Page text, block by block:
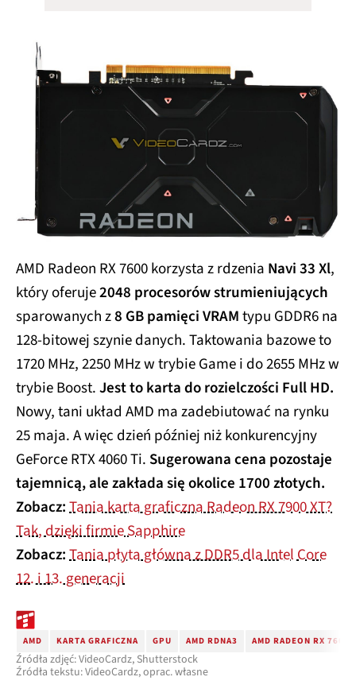
AMD Radeon RX 7600 korzysta z rdzenia Navi 33 Xl,
który oferuje2048 procesorów strumieniujących
sparowanych z8 GB pamięci VRAMtypu GDDR6 na
128-bitowej szynie danych. Taktowania bazowe to
1720 MHz, 2250 MHz w trybie Game i do 2655 MHz w
trybie Boost.Jest to karta do rozielczości Full HD.
Nowy, tani układ AMD ma zadebiutować na rynku
25 maja. A więc dzień później niż konkurencyjny
GeForce RTX 4060 Ti. Sugerowana cena pozostaje
tajemnicą, ale zakłada się okolice 1700 złotych.
Zobacz:Tania karta graficzna Radeon RX 7900 XT?
Tak, dzięki firmie Sapphire
Zobacz:Tania płyta główna z DDR5 dla Intel Core
12. i 13. generacji
AMD KARTA GRAFICZNA GPU AMD RDNA3 AMD RADEON RX 7600
Źródła zdjęć: VideoCardz, Shutterstock
Źródła tekstu: VideoCardz, oprac. własne